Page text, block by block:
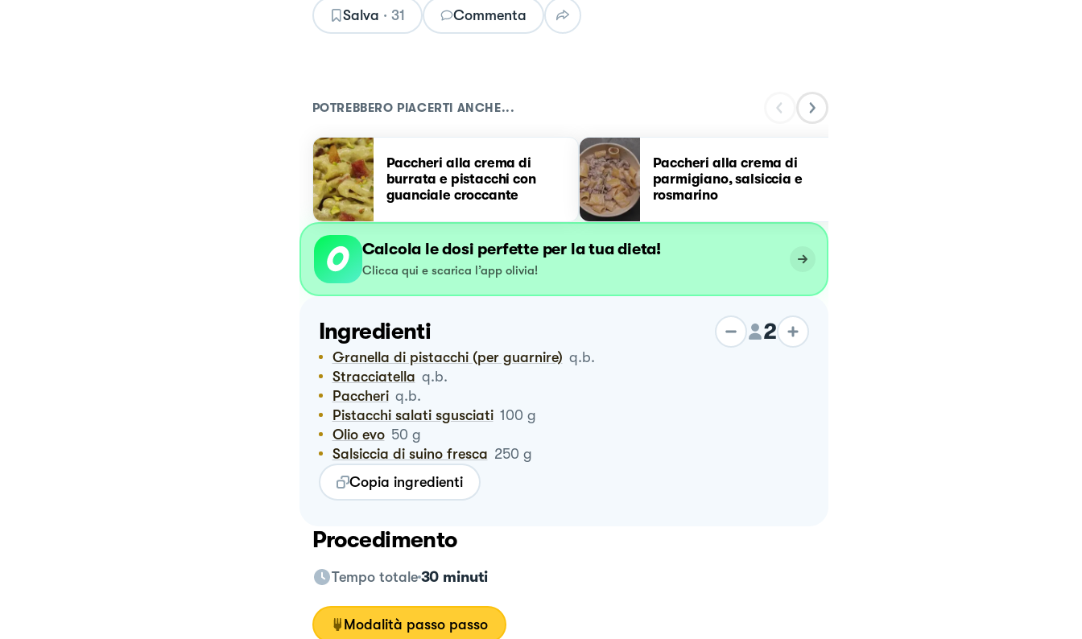
Salva · 31 Commenta
POTREBBERO PIACERTI ANCHE...
Paccheri alla crema di
burrata e pistacchi con
guanciale croccante
Paccheri alla crema di
parmigiano, salsiccia e
rosmarino
Calcola le dosi perfette per la tua dieta!
Clicca qui e scarica l’app olivia!
Ingredienti 2
Granella di pistacchi (per guarnire) q.b.
Stracciatella q.b.
Paccheri q.b.
Pistacchi salati sgusciati 100 g
Olio evo 50 g
Salsiccia di suino fresca 250 g
Copia ingredienti
Procedimento
Tempo totale 30 minuti
Modalità passo passo